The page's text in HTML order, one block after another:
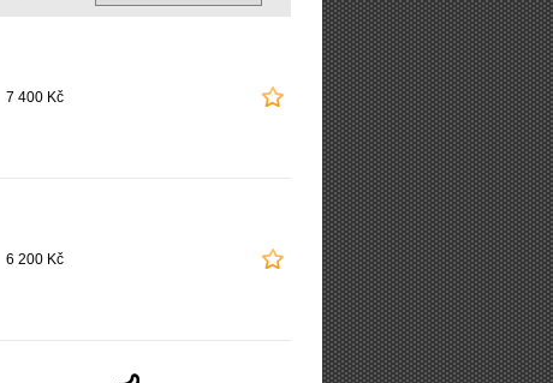
7 400 Kč
6 200 Kč